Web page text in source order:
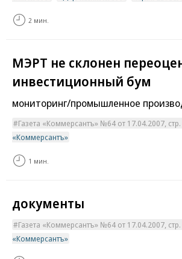
2 мин.
МЭРТ не склонен
инвестиционный бум
мониторинг/промышленное
Газета «Коммерсантъ» №64 от 17.04.2007,
«Коммерсантъ»
1 мин.
документы
Газета «Коммерсантъ» №64 от 17.04.2007, стр.
«Коммерсантъ»